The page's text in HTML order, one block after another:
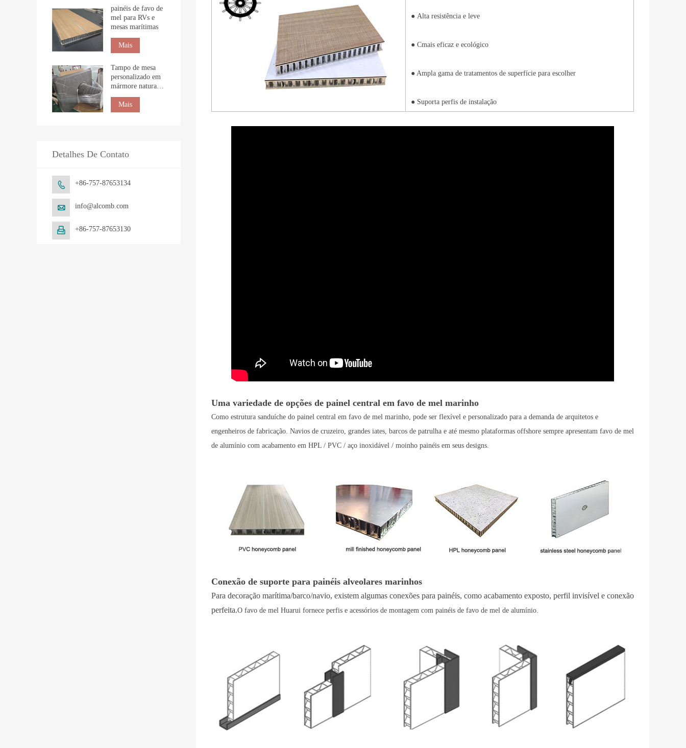
● Alta resistência e leve
● Cmais eficaz e ecológico
● Ampla gama de tratamentos de superfície para escolher
● Suporta perfis de instalação
Uma variedade de opções de painel central em favo de mel marinho
Como estrutura sanduíche do painel central em favo de mel marinho, pode ser flexível e personalizado para a demanda de arquitetos e
engenheiros de fabricação. Navios de cruzeiro, grandes iates, barcos de patrulha e até mesmo plataformas offshore sempre apresentam favo de mel
de alumínio com acabamento em HPL / PVC / aço inoxidável / moinho painéis em seus designs.
Conexão de suporte para painéis alveolares marinhos
Para decoração marítima/barco/navio, existem algumas conexões para painéis, como acabamento exposto, perfil invisível e conexão
perfeita.O favo de mel Huarui fornece perfis e acessórios de montagem com painéis de favo de mel de alumínio.
painéis de favo de
mel para RVs e
mesas marítimas
Mais
Tampo de mesa
personalizado em
mármore natural
Mais
Detalhes De Contato
 +86-757-87653134
 info@alcomb.com
 +86-757-87653130